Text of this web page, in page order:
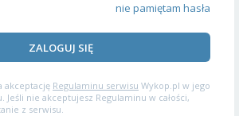
nie pamiętam hasła
ZALOGUJ SIĘ
akceptację Regulaminu serwisu Wykop.pl w jego
nie akceptujesz Regulaminu w całości,
z serwisu.